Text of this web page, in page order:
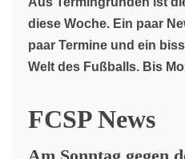
diese Woche. Ein paar
paar Termine und ein
Welt des Fußballs. Bis
FCSP News